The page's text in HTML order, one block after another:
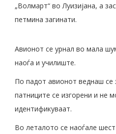
„Волмарт“ во Луизијана, а
петмина загинати.
Авионот се урнал во мала
наоѓа и училиште.
По падот авионот веднаш се
патниците се изгорени и не
идентификуваат.
Во леталото се наоѓале